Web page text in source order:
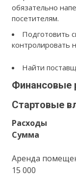
обязательно
посетителям.
Подготовить
контролировать
Найти
Финансовые
Стартовые
Расходы
Сумма
Аренда
15 000